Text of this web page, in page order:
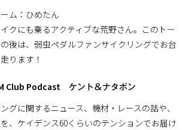
ム：ひめたん
クにも乗るアクティブな荒野さん。このトー
後は、弱虫ペダルファンサイクリングでお台
ります！
Club Podcast ケント＆ナタポン
グに関するニュース、機材・レースの話や、
、ケイデンス60くらいのテンションでお届け